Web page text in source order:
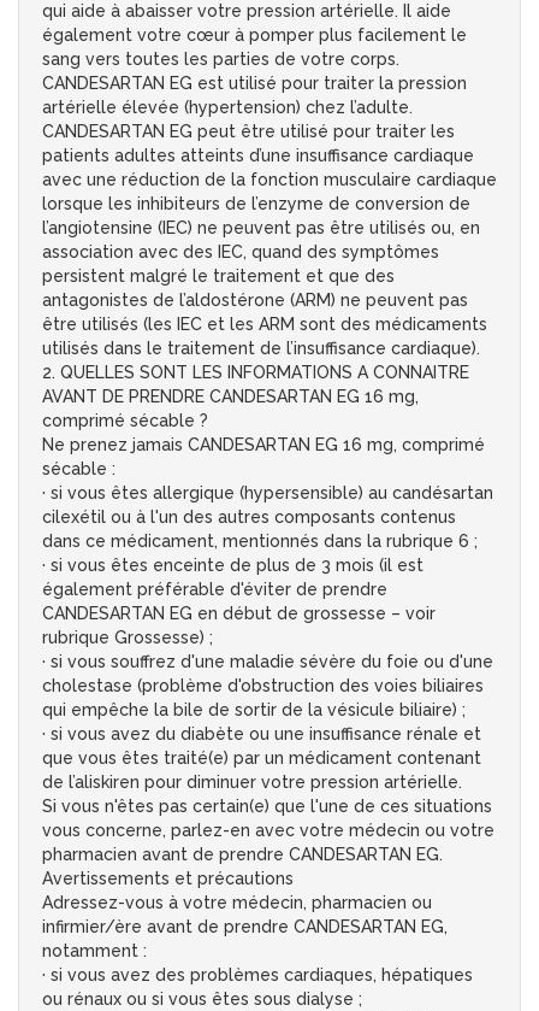
qui aide à abaisser votre pression artérielle. Il aide
également votre cœur à pomper plus facilement le
sang vers toutes les parties de votre corps.
CANDESARTAN EG est utilisé pour traiter la pression
artérielle élevée (hypertension) chez l’adulte.
CANDESARTAN EG peut être utilisé pour traiter les
patients adultes atteints d’une insuffisance cardiaque
avec une réduction de la fonction musculaire cardiaque
lorsque les inhibiteurs de l’enzyme de conversion de
l’angiotensine (IEC) ne peuvent pas être utilisés ou, en
association avec des IEC, quand des symptômes
persistent malgré le traitement et que des
antagonistes de l’aldostérone (ARM) ne peuvent pas
être utilisés (les IEC et les ARM sont des médicaments
utilisés dans le traitement de l’insuffisance cardiaque).
2. QUELLES SONT LES INFORMATIONS A CONNAITRE
AVANT DE PRENDRE CANDESARTAN EG 16 mg,
comprimé sécable ?
Ne prenez jamais CANDESARTAN EG 16 mg, comprimé
sécable :
· si vous êtes allergique (hypersensible) au candésartan
cilexétil ou à l'un des autres composants contenus
dans ce médicament, mentionnés dans la rubrique 6 ;
· si vous êtes enceinte de plus de 3 mois (il est
également préférable d'éviter de prendre
CANDESARTAN EG en début de grossesse – voir
rubrique Grossesse) ;
· si vous souffrez d'une maladie sévère du foie ou d'une
cholestase (problème d'obstruction des voies biliaires
qui empêche la bile de sortir de la vésicule biliaire) ;
· si vous avez du diabète ou une insuffisance rénale et
que vous êtes traité(e) par un médicament contenant
de l’aliskiren pour diminuer votre pression artérielle.
Si vous n'êtes pas certain(e) que l'une de ces situations
vous concerne, parlez-en avec votre médecin ou votre
pharmacien avant de prendre CANDESARTAN EG.
Avertissements et précautions
Adressez-vous à votre médecin, pharmacien ou
infirmier/ère avant de prendre CANDESARTAN EG,
notamment :
· si vous avez des problèmes cardiaques, hépatiques
ou rénaux ou si vous êtes sous dialyse ;